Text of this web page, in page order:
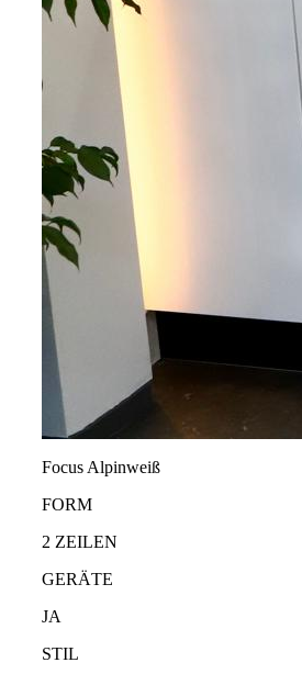
Focus Alpinweiß
FORM
2 ZEILEN
GERÄTE
JA
STIL